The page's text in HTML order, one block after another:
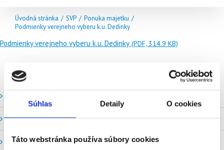
Súhlas Detaily O cookies
Táto webstránka používa súbory cookies
Úvodná stránka / SVP / Ponuka majetku /
Podmienky verejneho vyberu k.u. Dedinky
Podmienky verejneho vyberu k.u. Dedinky (PDF, 314.9 KB)
Stavy a prietoky SVP, š. p.
Mapový portál